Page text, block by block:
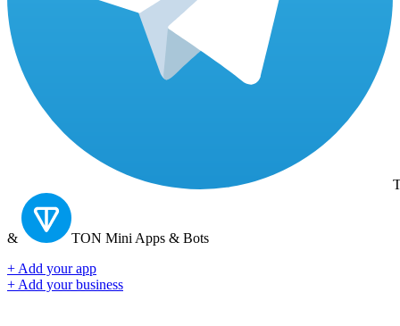
& TON Mini Apps & Bots
+ Add your app
+ Add your business